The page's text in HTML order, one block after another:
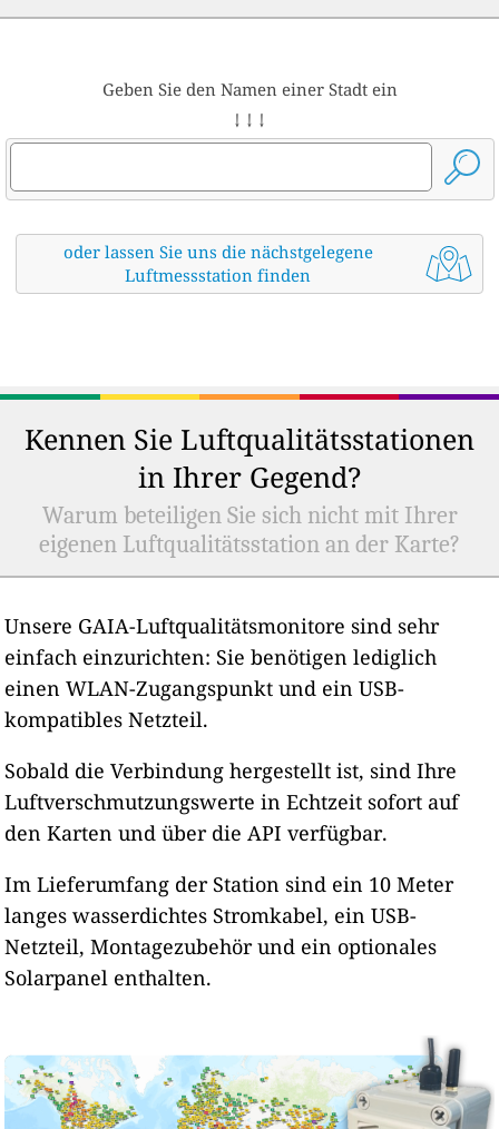
Geben Sie den Namen einer Stadt ein
↓ ↓ ↓
oder lassen Sie uns die nächstgelegene
Luftmessstation finden
Kennen Sie Luftqualitätsstationen
in Ihrer Gegend?
Warum beteiligen Sie sich nicht mit Ihrer
eigenen Luftqualitätsstation an der Karte?
Unsere GAIA-Luftqualitätsmonitore sind sehr
einfach einzurichten: Sie benötigen lediglich
einen WLAN-Zugangspunkt und ein USB-
kompatibles Netzteil.
Sobald die Verbindung hergestellt ist, sind Ihre
Luftverschmutzungswerte in Echtzeit sofort auf
den Karten und über die API verfügbar.
Im Lieferumfang der Station sind ein 10 Meter
langes wasserdichtes Stromkabel, ein USB-
Netzteil, Montagezubehör und ein optionales
Solarpanel enthalten.